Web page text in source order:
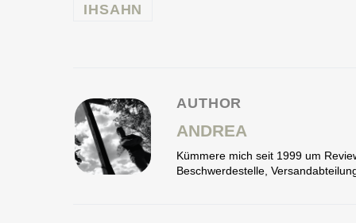
IHSAHN
AUTHOR
ANDREA
Kümmere mich seit 1999 um
Beschwerdestelle,